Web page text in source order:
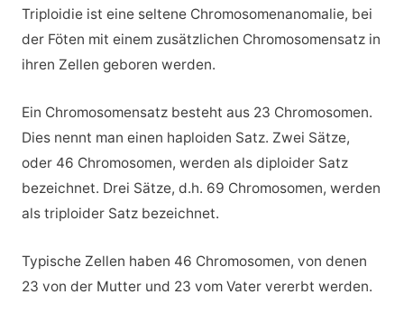
Triploidie ist eine seltene Chromosomenanomalie, bei
der Föten mit einem zusätzlichen Chromosomensatz in
ihren Zellen geboren werden.
Ein Chromosomensatz besteht aus 23 Chromosomen.
Dies nennt man einen haploiden Satz. Zwei Sätze,
oder 46 Chromosomen, werden als diploider Satz
bezeichnet. Drei Sätze, d.h. 69 Chromosomen, werden
als triploider Satz bezeichnet.
Typische Zellen haben 46 Chromosomen, von denen
23 von der Mutter und 23 vom Vater vererbt werden.